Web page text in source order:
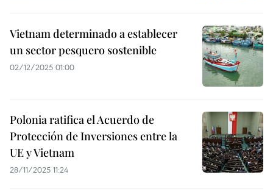
Vietnam determinado a establecer
un sector pesquero sostenible
02/12/2025 01:00
Polonia ratifica el Acuerdo de
Protección de Inversiones entre la
UE y Vietnam
28/11/2025 11:24